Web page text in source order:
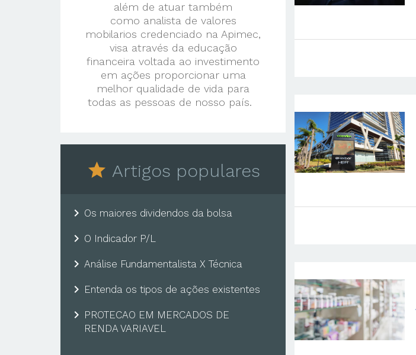
além de atuar também
como analista de valores
mobilarios credenciado na Apimec,
visa através da educação
financeira voltada ao investimento
em ações proporcionar uma
melhor qualidade de vida para
todas as pessoas de nosso país.
star Artigos populares
chevron_right Os maiores dividendos da bolsa
chevron_right O Indicador P/L
chevron_right Análise Fundamentalista X Técnica
chevron_right Entenda os tipos de ações existentes
chevron_right PROTECAO EM MERCADOS DE
RENDA VARIAVEL